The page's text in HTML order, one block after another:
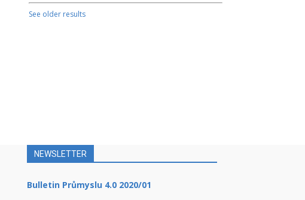
See older results
NEWSLETTER
Bulletin Průmyslu 4.0 2020/01